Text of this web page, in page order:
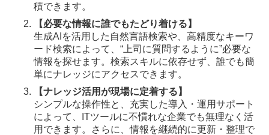
積できます。
【必要な情報に誰でもたどり着ける】
生成AIを活用した自然言語検索や、高精度なキーワ
ード検索によって、“上司に質問するように”必要な
情報を探せます。検索スキルに依存せず、誰でも簡
単にナレッジにアクセスできます。
【ナレッジ活用が現場に定着する】
シンプルな操作性と、充実した導入・運用サポート
によって、ITツールに不慣れな企業でも無理なく活
用できます。さらに、情報を継続的に更新・整理で